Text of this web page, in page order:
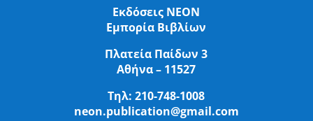
Εκδόσεις ΝΕΟΝ
Εμπορία Βιβλίων
Πλατεία Παίδων 3
Αθήνα – 11527
Τηλ:210-748-1008
neon.publication@gmail.com